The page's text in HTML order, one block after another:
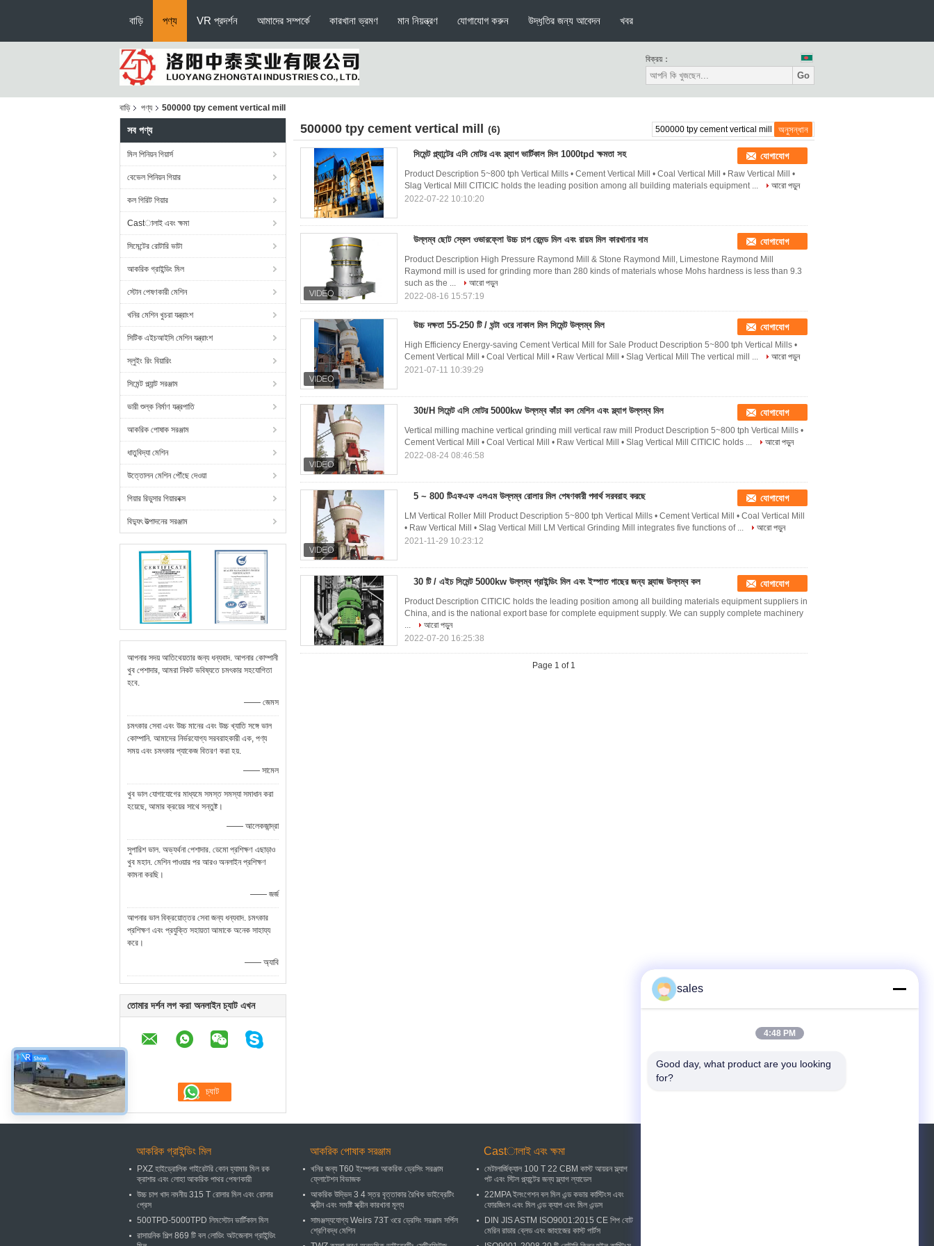
বাড়ি পণ্য VR প্রদর্শন আমাদের সম্পর্কে কারখানা ভ্রমণ মান নিয়ন্ত্রণ যোগাযোগ করুন উদ্ধৃতির জন্য আবেদন খবর
বিক্রয়：
Go
বাড়ি পণ্য 500000 tpy cement vertical mill
সব পণ্য
মিল পিনিয়ন গিয়ার্স
বেভেল পিনিয়ন গিয়ার
কল গিরিট গিয়ার
Castালাই এবং ক্ষমা
সিমেন্টের রোটারি ভাটা
আকরিক গ্রাইন্ডিং মিল
স্টোন পেষণকারী মেশিন
খনির মেশিন খুচরা যন্ত্রাংশ
সিটিক এইচআইসি মেশিন যন্ত্রাংশ
স্লুইং রিং বিয়ারিং
সিমেন্ট প্ল্যান্ট সরঞ্জাম
ভারী শুল্ক নির্মাণ যন্ত্রপাতি
আকরিক পোষাক সরঞ্জাম
ধাতুবিদ্যা মেশিন
উত্তোলন মেশিন পৌঁছে দেওয়া
গিয়ার রিডুসার গিয়ারবক্স
বিদ্যুৎ উত্পাদনের সরঞ্জাম
আপনার সদয় আতিথেয়তার জন্য ধন্যবাদ. আপনার কোম্পানী
খুব পেশাদার, আমরা নিকট ভবিষ্যতে চমৎকার সহযোগিতা
হবে.
—— জেমস
চমৎকার সেবা এবং উচ্চ মানের এবং উচ্চ খ্যাতি সঙ্গে ভাল
কোম্পানি. আমাদের নির্ভরযোগ্য সরবরাহকারী এক, পণ্য
সময় এবং চমৎকার প্যাকেজ বিতরণ করা হয়.
—— সামেল
খুব ভাল যোগাযোগের মাধ্যমে সমস্ত সমস্যা সমাধান করা
হয়েছে, আমার ক্রয়ের সাথে সন্তুষ্ট।
—— আলেকজান্দ্রা
সুপারিশ ভাল. অভ্যর্থনা পেশাদার. ডেমো প্রশিক্ষণ এছাড়াও
খুব মহান. মেশিন পাওয়ার পর আরও অনলাইন প্রশিক্ষণ
কামনা করছি।
—— জর্জ
আপনার ভাল বিক্রয়োত্তর সেবা জন্য ধন্যবাদ. চমৎকার
প্রশিক্ষণ এবং প্রযুক্তি সহায়তা আমাকে অনেক সাহায্য
করে।
—— অ্যাবি
তোমার দর্শন লগ করা অনলাইন চ্যাট এখন
500000 tpy cement vertical mill (6)
সিমেন্ট প্ল্যান্টের এসি মোটর এবং স্ল্যাগ ভার্টিকাল মিল 1000tpd ক্ষমতা সহ যোগাযোগ
Product Description 5~800 tph Vertical Mills • Cement Vertical Mill • Coal Vertical Mill • Raw Vertical Mill •
Slag Vertical Mill CITICIC holds the leading position among all building materials equipment ...
আরো পড়ুন
2022-07-22 10:10:20
উল্লম্ব ছোট স্কেল ওভারফ্লো উচ্চ চাপ রেমন্ড মিল এবং রায়ম মিল কারখানার দাম যোগাযোগ
Product Description High Pressure Raymond Mill & Stone Raymond Mill, Limestone Raymond Mill
Raymond mill is used for grinding more than 280 kinds of materials whose Mohs hardness is less than 9.3
such as the ...
আরো পড়ুন
2022-08-16 15:57:19
উচ্চ দক্ষতা 55-250 টি / ঘন্টা ওরে নাকাল মিল সিমেন্ট উল্লম্ব মিল যোগাযোগ
High Efficiency Energy-saving Cement Vertical Mill for Sale Product Description 5~800 tph Vertical Mills •
Cement Vertical Mill • Coal Vertical Mill • Raw Vertical Mill • Slag Vertical Mill The vertical mill ...
আরো পড়ুন
2021-07-11 10:39:29
30t/H সিমেন্ট এসি মোটর 5000kw উল্লম্ব কাঁচা কল মেশিন এবং স্ল্যাগ উল্লম্ব মিল যোগাযোগ
Vertical milling machine vertical grinding mill vertical raw mill Product Description 5~800 tph Vertical Mills •
Cement Vertical Mill • Coal Vertical Mill • Raw Vertical Mill • Slag Vertical Mill CITICIC holds ...
আরো পড়ুন
2022-08-24 08:46:58
5 ~ 800 টিএফএফ এলএম উল্লম্ব রোলার মিল পেষণকারী পদার্থ সরবরাহ করছে যোগাযোগ
LM Vertical Roller Mill Product Description 5~800 tph Vertical Mills • Cement Vertical Mill • Coal Vertical Mill
• Raw Vertical Mill • Slag Vertical Mill LM Vertical Grinding Mill integrates five functions of ...
আরো পড়ুন
2021-11-29 10:23:12
30 টি / এইচ সিমেন্ট 5000kw উল্লম্ব গ্রাইন্ডিং মিল এবং ইস্পাত গাছের জন্য স্ল্যাজ উল্লম্ব কল যোগাযোগ
Product Description CITICIC holds the leading position among all building materials equipment suppliers in
China, and is the national export base for complete equipment supply. We can supply complete machinery
...
আরো পড়ুন
2022-07-20 16:25:38
Page 1 of 1
আকরিক গ্রাইন্ডিং মিল
PXZ হাইড্রোলিক গাইরেটরি কোন হ্যামার মিল রক
ক্রাশার এবং লোহা আকরিক পাথর পেষণকারী
উচ্চ চাপ খাদ নমনীয় 315 T রোলার মিল এবং রোলার
প্রেস
500TPD-5000TPD লিমস্টোন ভার্টিকাল মিল
রাসায়নিক শিল্প 869 টি বল লোডিং অটজেনাস গ্রাইন্ডিং
আকরিক পোষাক সরঞ্জাম
খনির জন্য T60 ইম্পেলার আকরিক ড্রেসিং সরঞ্জাম
ফ্লোটেশন বিভাজক
আকরিক উদ্ভিদ 3 4 স্তর বৃত্তাকার রৈখিক ভাইব্রেটিং
স্ক্রীন এবং সমষ্টি স্ক্রীন কারখানা মূল্য
সামঞ্জস্যযোগ্য Weirs 73T ওরে ড্রেসিং সরঞ্জাম সর্পিল
শ্রেণিবদ্ধ মেশিন
Castালাই এবং ক্ষমা
মেটালার্জিক্যাল 100 T 22 CBM কাস্ট আয়রন স্ল্যাগ
পট এবং স্টিল প্ল্যান্টের জন্য স্ল্যাগ ল্যাডেল
22MPA ইলংগেশন বল মিল এন্ড কভার কাস্টিংস এবং
ফোরজিংস এবং মিল এন্ড ক্যাপ এবং মিল এন্ডস
DIN JIS ASTM ISO9001:2015 CE শিপ বোট
মেরিন রাডার ব্লেড এবং জাহাজের কাস্ট পার্টস
sales
4:48 PM
Good day, what product are you looking
for?